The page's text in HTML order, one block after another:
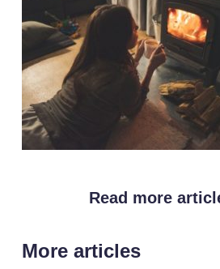
Read more
More articles